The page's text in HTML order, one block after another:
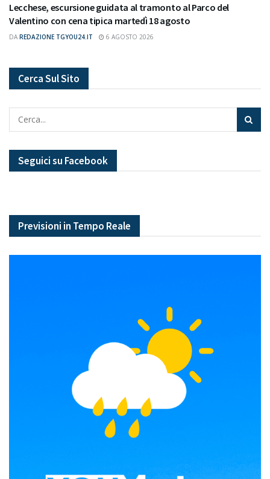
Lecchese, escursione guidata al tramonto al Parco del
Valentino con cena tipica martedì 18 agosto
DA REDAZIONE TGYOU24.IT 6 AGOSTO 2026
Cerca Sul Sito
Seguici su Facebook
Previsioni in Tempo Reale